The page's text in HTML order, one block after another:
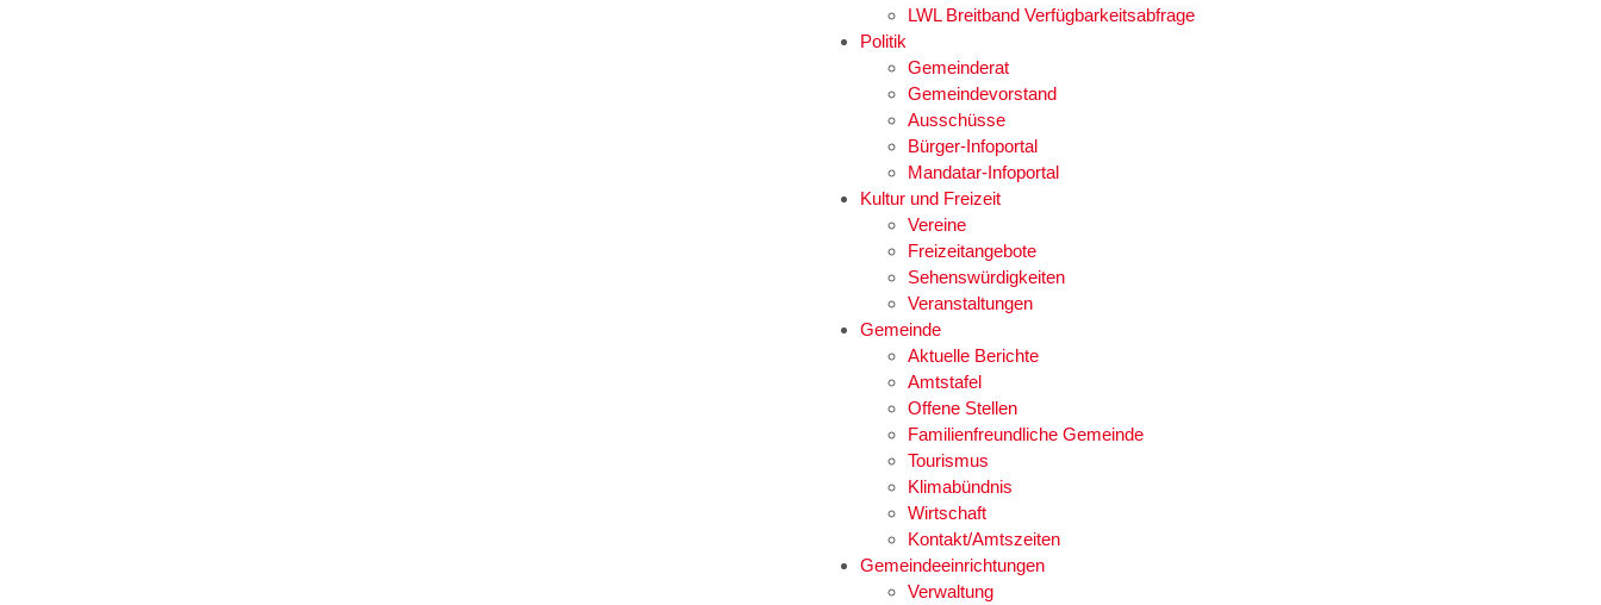
LWL Breitband Verfügbarkeitsabfrage
Politik
Gemeinderat
Gemeindevorstand
Ausschüsse
Bürger-Infoportal
Mandatar-Infoportal
Kultur und Freizeit
Vereine
Freizeitangebote
Sehenswürdigkeiten
Veranstaltungen
Gemeinde
Aktuelle Berichte
Amtstafel
Offene Stellen
Familienfreundliche Gemeinde
Tourismus
Klimabündnis
Wirtschaft
Kontakt/Amtszeiten
Gemeindeeinrichtungen
Verwaltung